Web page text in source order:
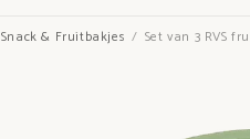
Snack & Fruitbakjes Set van 3 RVS